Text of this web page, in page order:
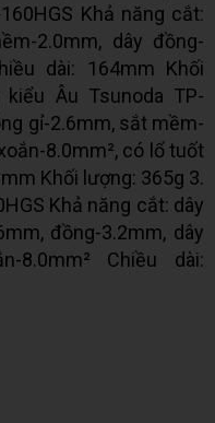
Khả năng cắt:
2.0mm, dây đồng-
dài: 164mm Khối
Âu Tsunoda TP-
gỉ-2.6mm, sắt mềm-
8.0mm², có lổ tuốt
Khối lượng: 365g 3.
Khả năng cắt: dây
đồng-3.2mm, dây
8.0mm² Chiều dài: